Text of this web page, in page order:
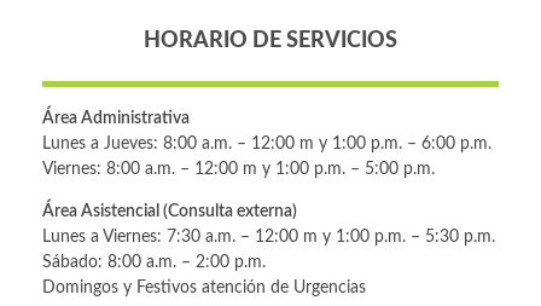
HORARIO DE SERVICIOS
Área Administrativa
Lunes a Jueves: 8:00 a.m. – 12:00 m y 1:00 p.m. – 6:00 p.m.
Viernes: 8:00 a.m. – 12:00 m y 1:00 p.m. – 5:00 p.m.
Área Asistencial (Consulta externa)
Lunes a Viernes: 7:30 a.m. – 12:00 m y 1:00 p.m. – 5:30 p.m.
Sábado: 8:00 a.m. – 2:00 p.m.
Domingos y Festivos atención de Urgencias